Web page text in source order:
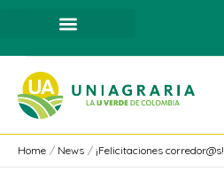
content
Home News ¡Felicitaciones corredor@s!